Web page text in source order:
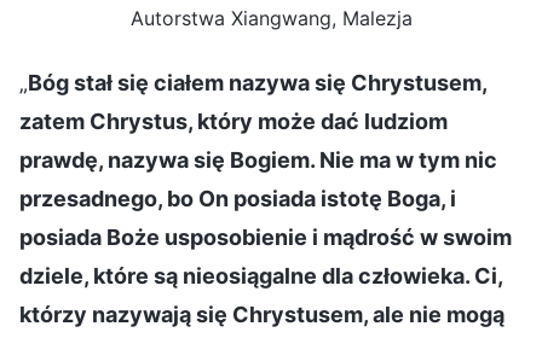
Autorstwa Xiangwang, Malezja
„Bóg stał się ciałem nazywa się Chrystusem,
zatem Chrystus, który może dać ludziom
prawdę, nazywa się Bogiem. Nie ma w tym nic
przesadnego, bo On posiada istotę Boga, i
posiada Boże usposobienie i mądrość w swoim
dziele, które są nieosiągalne dla człowieka. Ci,
którzy nazywają się Chrystusem, ale nie mogą